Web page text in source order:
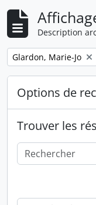
Description
Remove filter:
Glardon, Marie-Jo
Options de
Trouver les